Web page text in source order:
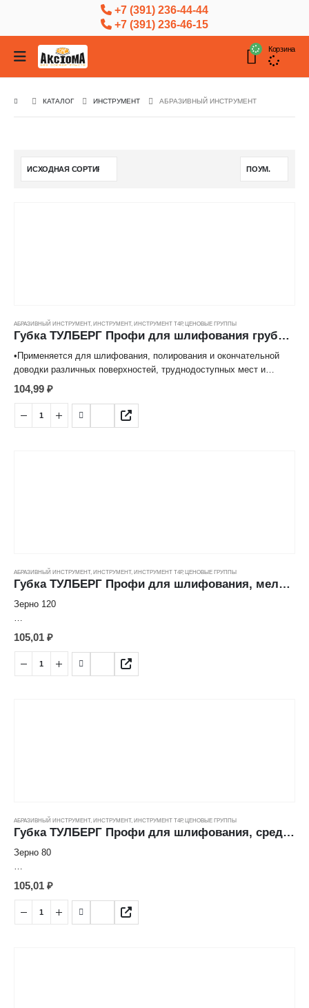
+7 (391) 236-44-44
+7 (391) 236-46-15
Корзина
КАТАЛОГ ИНСТРУМЕНТ АБРАЗИВНЫЙ ИНСТРУМЕНТ
АБРАЗИВНЫЙ ИНСТРУМЕНТ, ИНСТРУМЕНТ, ИНСТРУМЕНТ Т4Р, ЦЕНОВЫЕ ГРУППЫ
Губка ТУЛБЕРГ Профи для шлифования грубая Р60 (100*70*25мм)
•Применяется для шлифования, полирования и окончательной
доводки различных поверхностей, труднодоступных мест и
изделий при проведении отделочных работ.
•Абразивное напыление высокой степени очистки равномерно
нанесено на поролоновую основу.
•Водостойкая, может применяться для мокрого шлифования
104,99 ₽
АБРАЗИВНЫЙ ИНСТРУМЕНТ, ИНСТРУМЕНТ, ИНСТРУМЕНТ Т4Р, ЦЕНОВЫЕ ГРУППЫ
Губка ТУЛБЕРГ Профи для шлифования, мелкая Р120 (100*70*25мм)
Зерно 120
•Применяется для шлифования, полирования и окончательной
доводки различных поверхностей, труднодоступных мест и
изделий при проведении отделочных работ.
•Абразивное напыление высокой степени очистки равномерно
105,01 ₽
АБРАЗИВНЫЙ ИНСТРУМЕНТ, ИНСТРУМЕНТ, ИНСТРУМЕНТ Т4Р, ЦЕНОВЫЕ ГРУППЫ
Губка ТУЛБЕРГ Профи для шлифования, средняя Р80 (100*70*25мм)
Зерно 80
•Применяется для шлифования, полирования и окончательной
доводки различных поверхностей, труднодоступных мест и
изделий при проведении отделочных работ.
•Абразивное напыление высокой степени очистки равномерно
105,01 ₽